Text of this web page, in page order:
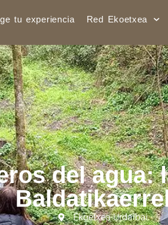
tu experiencia Red Ekoetxea
del agua:
Ekoetxea Urdaibai